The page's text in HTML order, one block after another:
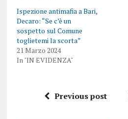
Ispezione antimafia a Bari,
Decaro: “Se c’è un
sospetto sul Comune
toglietemi la scorta”
21 Marzo 2024
In "IN EVIDENZA"
Previous post